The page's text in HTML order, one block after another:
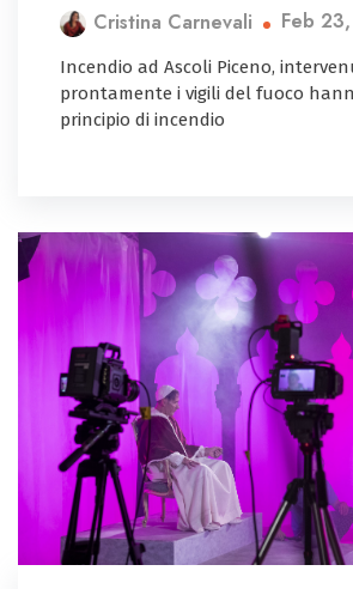
Cristina Carnevali Feb
Incendio ad Ascoli Piceno,
prontamente i vigili del fuoco
principio di incendio